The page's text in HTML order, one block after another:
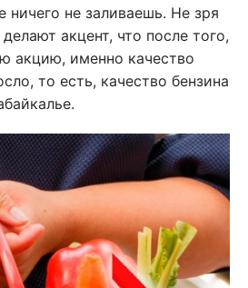
не заливаешь. Не зря
акцент, что после того,
акцию, именно качество
то есть, качество бензина